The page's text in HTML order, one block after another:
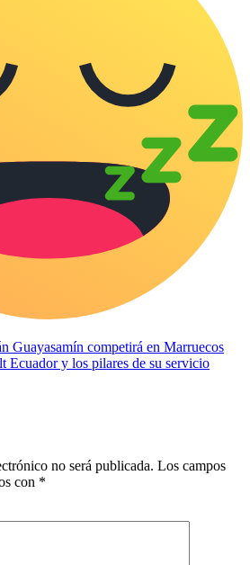
Guayasamín competirá en Marruecos
Ecuador y los pilares de su servicio
no será publicada. Los campos
con *